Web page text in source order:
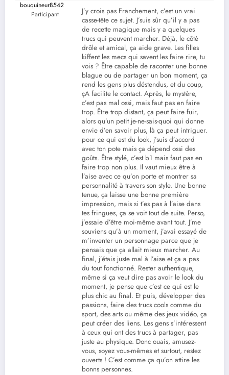
bouquineur8542
Participant
J’y crois pas Franchement, c’est un vrai
casse-tête ce sujet. J’suis sûr qu’il y a pas
de recette magique mais y a quelques
trucs qui peuvent marcher. Déjà, le côtè
drôle et amical, ça aide grave. Les filles
kiffent les mecs qui savent les faire rire, tu
vois ? Être capable de raconter une bonne
blague ou de partager un bon moment, ça
rend les gens plus déstendus, et du coup,
çA facilite le contact. Après, le mystère,
c’est pas mal ossi, mais faut pas en faire
trop. Être trop distant, ça peut faire fuir,
alors qu’un petit je-ne-sais-quoi qui donne
envie d’en savoir plus, là ça peut intriguer.
pour ce qui est du look, j’suis d’accord
avec ton pote mais ça dépend ossi des
goûts. Être stylé, c’est b1 mais faut pas en
faire trop non plus. Il vaut mieux être à
l’aise avec ce qu’on porte et montrer sa
personnalité à travers son style. Une bonne
tenue, ça laisse une bonne première
impression, mais si t’es pas à l’aise dans
tes fringues, ça se voit tout de suite. Perso,
j’essaie d’être moi-même avant tout. J’me
souviens qu’à un moment, j’avai essayé de
m’inventer un personnage parce que je
pensais que ça allait mieux marcher. Au
final, j’étais juste mal à l’aise et ça a pas
du tout fonctionné. Rester authentique,
même si ça veut dire pas avoir le look du
moment, je pense que c’est ce qui est le
plus chic au final. Et puis, développer des
passions, faire des trucs cools comme du
sport, des arts ou même des jeux vidéo, ça
peut créer des liens. Les gens s’intéressent
à ceux qui ont des trucs à partager, pas
juste au physique. Donc ouais, amusez-
vous, soyez vous-mêmes et surtout, restez
ouverts ! C’est comme ça qu’on attire les
bonns personnes.